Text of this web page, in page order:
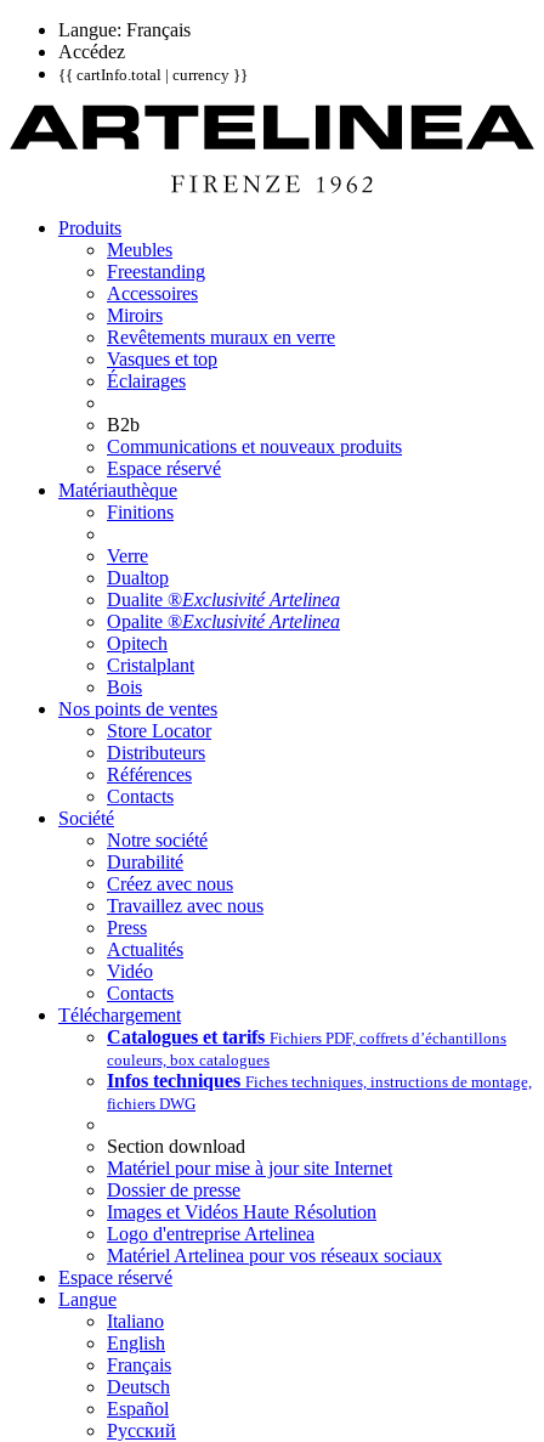
Langue: Français
Accédez
{{ cartInfo.total | currency }}
Produits
Meubles
Freestanding
Accessoires
Miroirs
Revêtements muraux en verre
Vasques et top
Éclairages
B2b
Communications et nouveaux produits
Espace réservé
Matériauthèque
Finitions
Verre
Dualtop
Dualite ®Exclusivité Artelinea
Opalite ®Exclusivité Artelinea
Opitech
Cristalplant
Bois
Nos points de ventes
Store Locator
Distributeurs
Références
Contacts
Société
Notre société
Durabilité
Créez avec nous
Travaillez avec nous
Press
Actualités
Vidéo
Contacts
Téléchargement
Catalogues et tarifs Fichiers PDF, coffrets d’échantillons
couleurs, box catalogues
Infos techniques Fiches techniques, instructions de montage,
fichiers DWG
Section download
Matériel pour mise à jour site Internet
Dossier de presse
Images et Vidéos Haute Résolution
Logo d'entreprise Artelinea
Matériel Artelinea pour vos réseaux sociaux
Espace réservé
Langue
Italiano
English
Français
Deutsch
Español
Pусский